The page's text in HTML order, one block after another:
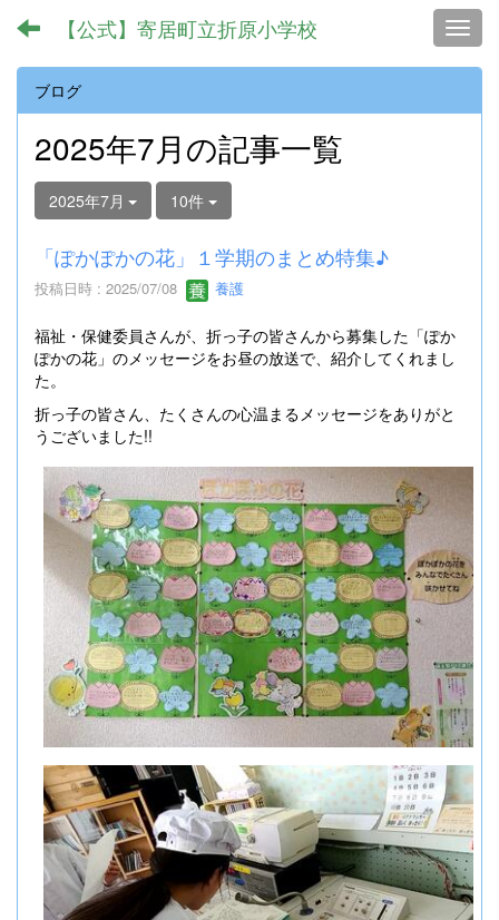
【公式】寄居町立折原小学校
ブログ
2025年7月の記事一覧
2025年7月 10件
「ぽかぽかの花」１学期のまとめ特集♪
投稿日時 : 2025/07/08 養護
福祉・保健委員さんが、折っ子の皆さんから募集した「ぽか
ぽかの花」のメッセージをお昼の放送で、紹介してくれまし
た。
折っ子の皆さん、たくさんの心温まるメッセージをありがと
うございました!!